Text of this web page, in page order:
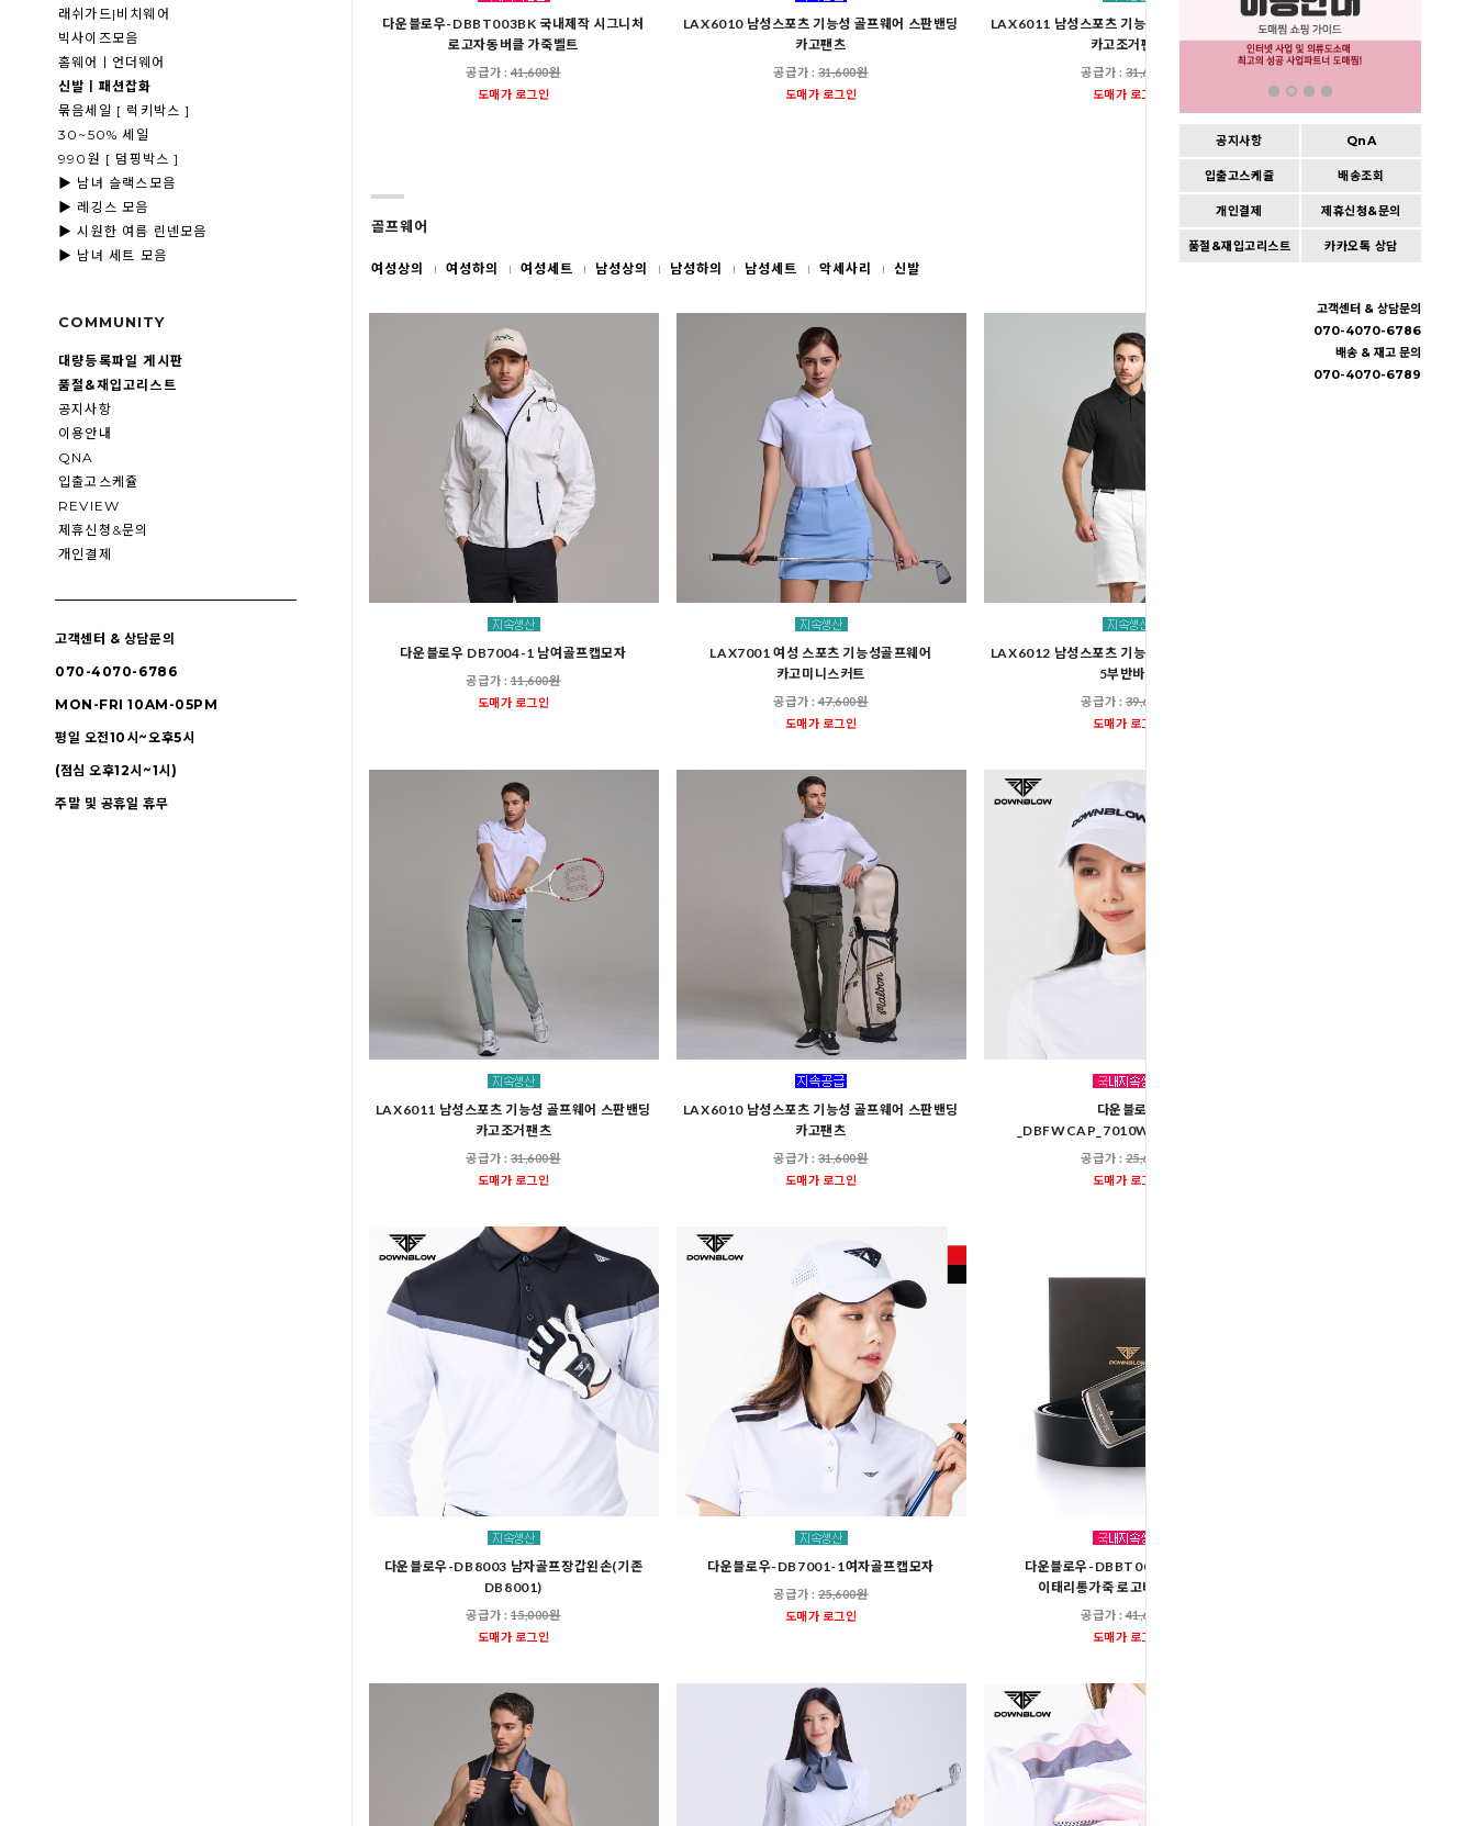
래쉬가드|비치웨어
빅사이즈모음
홈웨어ㅣ언더웨어
신발ㅣ패션잡화
묶음세일 [ 럭키박스 ]
30~50% 세일
990원 [ 덤핑박스 ]
▶ 남녀 슬랙스모음
▶ 레깅스 모음
▶ 시원한 여름 린넨모음
▶ 남녀 세트 모음
COMMUNITY
대량등록파일 게시판
품절&재입고리스트
공지사항
이용안내
QNA
입출고스케쥴
REVIEW
제휴신청&문의
개인결제
고객센터 & 상담문의
070-4070-6786
MON-FRI 10AM-05PM
평일 오전10시~오후5시
(점심 오후12시~1시)
주말 및 공휴일 휴무
공지사항 QnA
입출고스케쥴 배송조회
개인결제 제휴신청&문의
품절&재입고리스트 카카오톡 상담
고객센터 & 상담문의
070-4070-6786
배송 & 재고 문의
070-4070-6789
다운블로우-DBBT003BK 국내제작 시그니처
로고자동버클 가죽벨트
공급가 :41,600원
도매가 로그인
LAX6010 남성스포츠 기능성 골프웨어 스판밴딩
카고팬츠
공급가 :31,600원
도매가 로그인
LAX6011 남성스포츠 기능성 골프웨어 스판밴딩
카고조거팬츠
공급가 :31,600원
도매가 로그인
다운블로우-DBS4SK3003M
스카프 타올
골프웨어
여성상의 여성하의 여성세트 남성상의 남성하의 남성세트 악세사리 신발
다운블로우 DB7004-1 남여골프캡모자
공급가 :11,600원
도매가 로그인
LAX7001 여성 스포츠 기능성골프웨어
카고미니스커트
공급가 :47,600원
도매가 로그인
LAX6012 남성스포츠 기능성 골프웨어 히든밴딩
5부반바지
공급가 :39,600원
도매가 로그인
LAX6011 남성스포츠 기능성 골프웨어 스판밴딩
카고조거팬츠
공급가 :31,600원
도매가 로그인
LAX6010 남성스포츠 기능성 골프웨어 스판밴딩
카고팬츠
공급가 :31,600원
도매가 로그인
다운블로우
_DBFWCAP_7010W여자골프캡모자
공급가 :25,600원
도매가 로그인
다운블로우-DB8003 남자골프장갑왼손(기존
DB8001)
공급가 :15,000원
도매가 로그인
다운블로우-DB7001-1여자골프캡모자
공급가 :25,600원
도매가 로그인
다운블로우-DBBT001BK 국내제작
이태리통가죽 로고비죠버클벨트
공급가 :41,600원
도매가 로그인